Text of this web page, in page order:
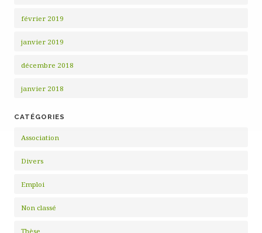
février 2019
janvier 2019
décembre 2018
janvier 2018
CATÉGORIES
Association
Divers
Emploi
Non classé
Thèse